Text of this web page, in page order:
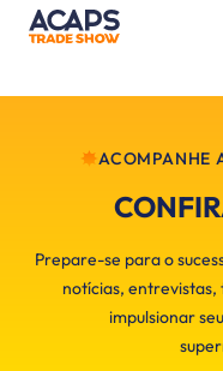
ACOMPANHE
Prepare-se para o
notícias, entrevistas,
impulsionar